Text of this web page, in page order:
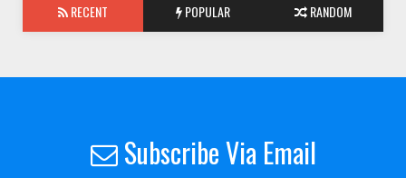
RECENT POPULAR RANDOM
Subscribe Via Email